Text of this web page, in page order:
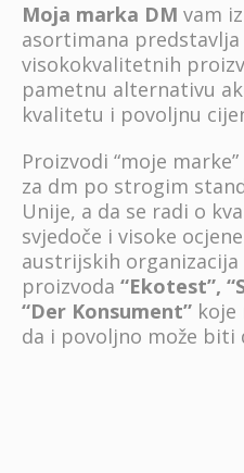
Moja marka DM vam
asortimana
visokokvalitetnih
pametnu alternativu
kvalitetu i povoljnu
Proizvodi “moje
za dm po strogim
Unije, a da se radi o
svjedoče i visoke
austrijskih
proizvoda “Ekotest”,
“Der Konsument”koje
da i povoljno može biti